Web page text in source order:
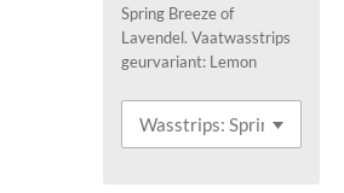
Spring Breeze of
Lavendel. Vaatwasstrips
geurvariant: Lemon